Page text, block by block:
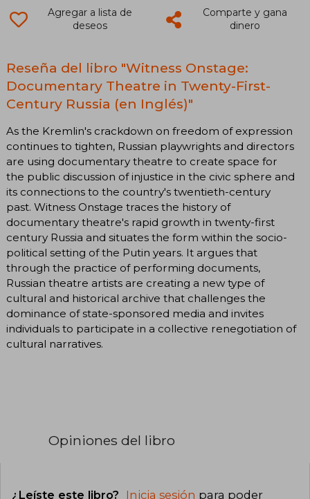
Agregar a lista de
deseos
Comparte y gana
dinero
Reseña del libro "Witness Onstage:
Documentary Theatre in Twenty-First-
Century Russia (en Inglés)"
As the Kremlin's crackdown on freedom of expression
continues to tighten, Russian playwrights and directors
are using documentary theatre to create space for
the public discussion of injustice in the civic sphere and
its connections to the country's twentieth-century
past. Witness Onstage traces the history of
documentary theatre's rapid growth in twenty-first
century Russia and situates the form within the socio-
political setting of the Putin years. It argues that
through the practice of performing documents,
Russian theatre artists are creating a new type of
cultural and historical archive that challenges the
dominance of state-sponsored media and invites
individuals to participate in a collective renegotiation of
cultural narratives.
Opiniones del libro
¿Leíste este libro? Inicia sesión para poder